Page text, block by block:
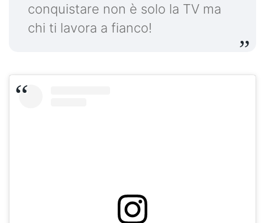
conquistare non è solo la TV ma
chi ti lavora a fianco!